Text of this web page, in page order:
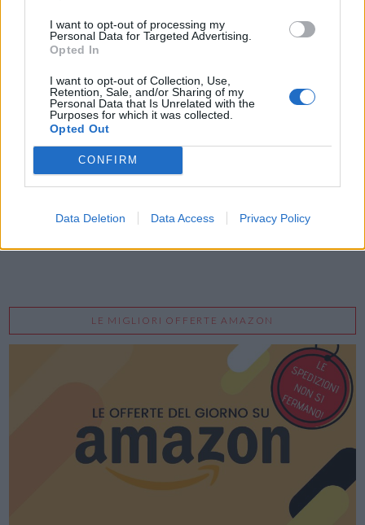
I want to opt-out of processing my
Personal Data for Targeted Advertising.
Opted In
I want to opt-out of Collection, Use,
Retention, Sale, and/or Sharing of my
Personal Data that Is Unrelated with the
Purposes for which it was collected.
Opted Out
CONFIRM
Data Deletion Data Access Privacy Policy
Acconsento al trattamento dei dati personali (
LE MIGLIORI OFFERTE AMAZON